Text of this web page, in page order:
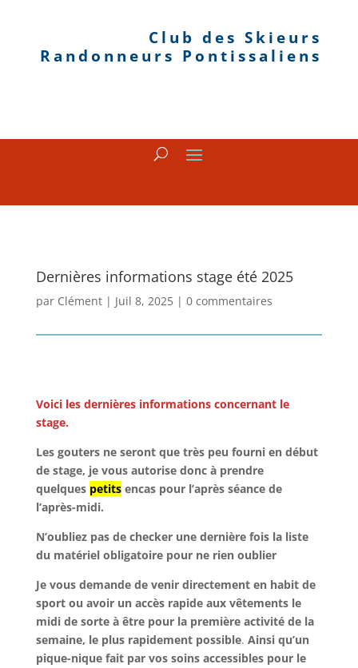
Club des Skieurs
Randonneurs Pontissaliens
Dernières informations stage été 2025
par Clément| Juil 8, 2025| 0 commentaires
Voici les dernières informations concernant le
stage.
Les gouters ne seront que très peu fourni en début
de stage, je vous autorise donc à prendre
quelques petits encas pour l’après séance de
l’après-midi.
N’oubliez pas de checker une dernière fois la liste
du matériel obligatoire pour ne rien oublier
Je vous demande de venir directement en habit de
sport ou avoir un accès rapide aux vêtements le
midi de sorte à être pour la première activité de la
semaine, le plus rapidement possible. Ainsi qu’un
pique-nique fait par vos soins accessibles pour le